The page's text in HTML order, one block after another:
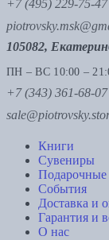
+7 (495) 229-75-47
105082,
ПН – ВС 10:00 –
+7 (343) 361-68-07
Книги
Сувениры
Подарочные
События
Доставка и
Гарантия и
О нас